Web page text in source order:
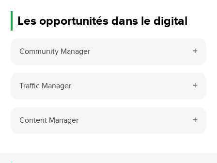
Les opportunités dans le digital
Community Manager
Traffic Manager
Content Manager